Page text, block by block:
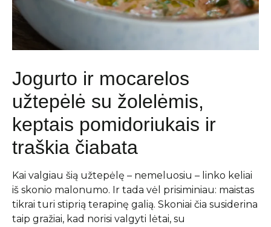
Jogurto ir mocarelos
užtepėlė su žolelėmis,
keptais pomidoriukais ir
traškia čiabata
Kai valgiau šią užtepėlę – nemeluosiu – linko keliai
iš skonio malonumo. Ir tada vėl prisiminiau: maistas
tikrai turi stiprią terapinę galią. Skoniai čia susiderina
taip gražiai, kad norisi valgyti lėtai, su